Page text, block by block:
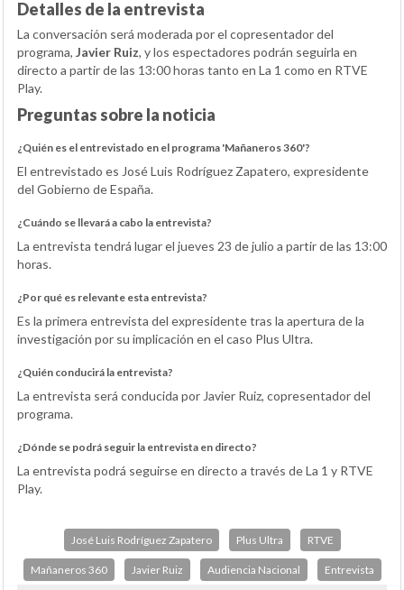
Detalles de la entrevista
La conversación será moderada por el copresentador del
programa, Javier Ruiz, y los espectadores podrán seguirla en
directo a partir de las 13:00 horas tanto en La 1 como en RTVE
Play.
Preguntas sobre la noticia
¿Quién es el entrevistado en el programa 'Mañaneros 360'?
El entrevistado es José Luis Rodríguez Zapatero, expresidente
del Gobierno de España.
¿Cuándo se llevará a cabo la entrevista?
La entrevista tendrá lugar el jueves 23 de julio a partir de las 13:00
horas.
¿Por qué es relevante esta entrevista?
Es la primera entrevista del expresidente tras la apertura de la
investigación por su implicación en el caso Plus Ultra.
¿Quién conducirá la entrevista?
La entrevista será conducida por Javier Ruiz, copresentador del
programa.
¿Dónde se podrá seguir la entrevista en directo?
La entrevista podrá seguirse en directo a través de La 1 y RTVE
Play.
José Luis Rodríguez Zapatero Plus Ultra RTVE
Mañaneros 360 Javier Ruiz Audiencia Nacional Entrevista